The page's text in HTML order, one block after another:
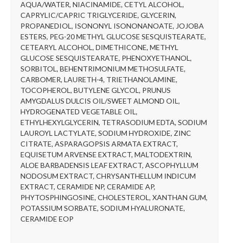
AQUA/WATER, NIACINAMIDE, CETYL ALCOHOL,
CAPRYLIC/CAPRIC TRIGLYCERIDE, GLYCERIN,
PROPANEDIOL, ISONONYL ISONONANOATE, JOJOBA
ESTERS, PEG-20 METHYL GLUCOSE SESQUISTEARATE,
CETEARYL ALCOHOL, DIMETHICONE, METHYL
GLUCOSE SESQUISTEARATE, PHENOXYETHANOL,
SORBITOL, BEHENTRIMONIUM METHOSULFATE,
CARBOMER, LAURETH-4, TRIETHANOLAMINE,
TOCOPHEROL, BUTYLENE GLYCOL, PRUNUS
AMYGDALUS DULCIS OIL/SWEET ALMOND OIL,
HYDROGENATED VEGETABLE OIL,
ETHYLHEXYLGLYCERIN, TETRASODIUM EDTA, SODIUM
LAUROYL LACTYLATE, SODIUM HYDROXIDE, ZINC
CITRATE, ASPARAGOPSIS ARMATA EXTRACT,
EQUISETUM ARVENSE EXTRACT, MALTODEXTRIN,
ALOE BARBADENSIS LEAF EXTRACT, ASCOPHYLLUM
NODOSUM EXTRACT, CHRYSANTHELLUM INDICUM
EXTRACT, CERAMIDE NP, CERAMIDE AP,
PHYTOSPHINGOSINE, CHOLESTEROL, XANTHAN GUM,
POTASSIUM SORBATE, SODIUM HYALURONATE,
CERAMIDE EOP